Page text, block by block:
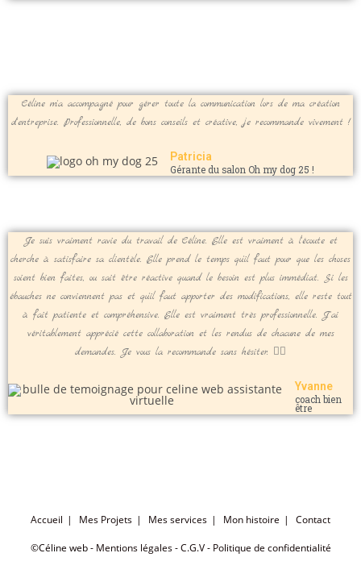
Céline m'a accompagné pour gérer toute la communication lors de ma création
d'entreprise. Professionnelle, de bons conseils et créative, je recommande vivement !
Patricia
Gérante du salon Oh my dog 25 !
Je suis vraiment ravie du travail de Céline. Elle est vraiment à l'écoute et
cherche à satisfaire sa clientèle. Elle prend le temps qu'il faut pour que les choses
soient bien faites, ou sait être réactive quand le besoin est plus immédiat. Si les
ébauches ne conviennent pas et qu'il faut apporter des modifications, elle reste tout
à fait patiente et compréhensive. Elle est vraiment très professionnelle. J'ai
véritablement apprécié cette collaboration et les rendus de chacune de mes
demandes. Je vous la recommande sans hésiter. 👍🏻
Yvanne
coach bien
être
Accueil Mes Projets Mes services Mon histoire Contact
©Céline web - Mentions légales-C.G.V- Politique de confidentialité